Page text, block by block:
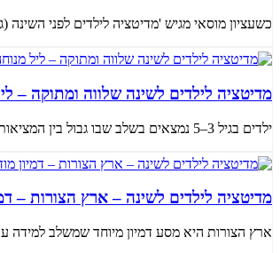
כשעציון מוסאי מגיש 'מדיטציה לילדים לפני
מדיטציה לילדים לשינה שלווה ומתוקה – ליל מנוחה
ילדים בגיל 3–5 נמצאים בשלב שבו גבול בין המציאות לדמיון הוא עדיין מטושטש ומלא קסם. המדיטציה הזו, שנוצרה במיוחד לגיל הרך,...
מדיטציה לילדים לשינה – ארץ הצורות –
ארץ הצורות היא מסע דמיון מיוחד שמשלב למידה